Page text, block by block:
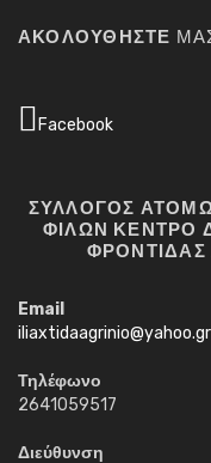
ΑΚΟΛΟΥΘΉΣΤΕ
Facebook
ΣΥΛΛΟΓΟΣ
ΦΙΛΩΝ ΚΕΝΤΡΟ
Email
iliaxtidaagrinio@yahoo.gr
Τηλέφωνο
2641059517
Διεύθυνση